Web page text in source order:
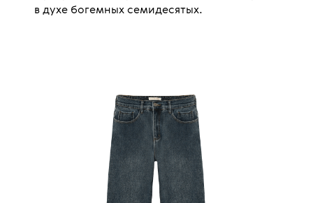
в духе богемных семидесятых.